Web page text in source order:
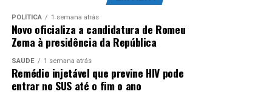
De acordo com ela, a versão final proposta também
tirou a subjetividade do que seria qualificado como
conteúdo ofensivo.
Recuo
Para o líder do PT, deputado Lindbergh Farias (RJ), a
ANÚNCIO
POLÍTICA 1 semana atrás
Novo oficializa a candidatura de Romeu
Zema à presidência da República
SAÚDE 1 semana atrás
Remédio injetável que previne HIV pode
entrar no SUS até o fim o ano